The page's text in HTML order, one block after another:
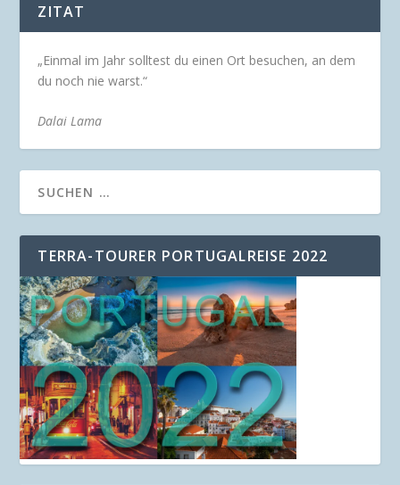
ZITAT
„Einmal im Jahr solltest du einen Ort besuchen, an dem
du noch nie warst.“
Dalai Lama
TERRA-TOURER PORTUGALREISE 2022